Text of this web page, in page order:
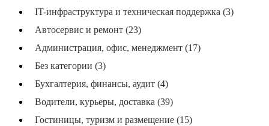
IT-инфраструктура и техническая поддержка (3)
Автосервис и ремонт (23)
Администрация, офис, менеджмент (17)
Без категории (3)
Бухгалтерия, финансы, аудит (4)
Водители, курьеры, доставка (39)
Гостиницы, туризм и размещение (15)